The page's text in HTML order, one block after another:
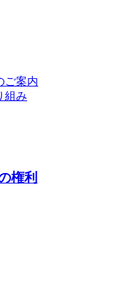
ご案内
組み
権利